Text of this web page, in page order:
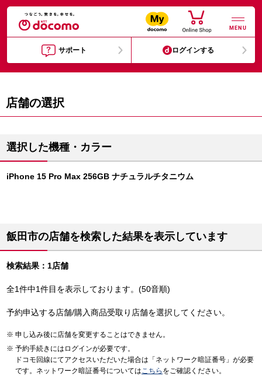
MENU
サポート ログインする
店舗の選択
選択した機種・カラー
iPhone 15 Pro Max 256GB ナチュラルチタニウム
飯田市の店舗を検索した結果を表示しています
検索結果：1店舗
全1件中1件目を表示しております。(50音順)
予約申込する店舗/購入商品受取り店舗を選択してください。
申し込み後に店舗を変更することはできません。
予約手続きにはログインが必要です。
ドコモ回線にてアクセスいただいた場合は「ネットワーク暗証番号」が必要
です。ネットワーク暗証番号についてはこちら をご確認ください。